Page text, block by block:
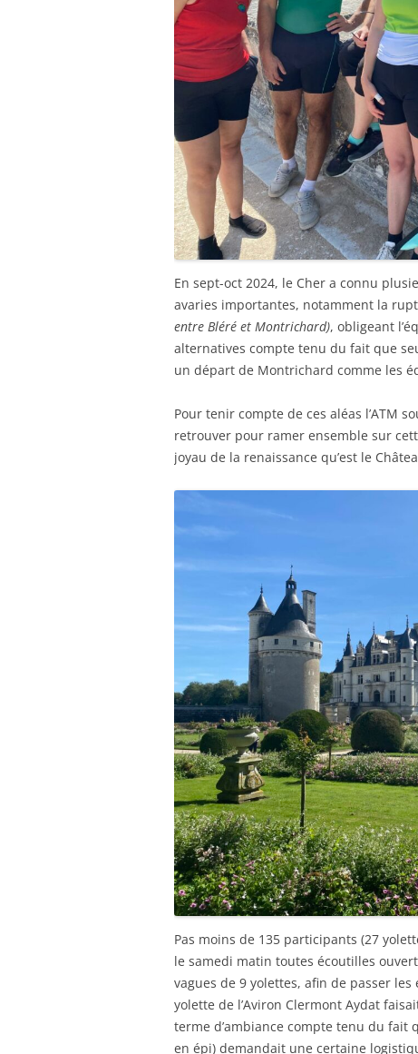
En sept-oct 2024, le Cher a connu
avaries importantes, notamment la
entre Bléré et Montrichard), obligeant
alternatives compte tenu du fait que
un départ de Montrichard comme les
Pour tenir compte de ces aléas l’ATM
retrouver pour ramer ensemble sur
joyau de la renaissance qu’est le
Pas moins de 135 participants (27
le samedi matin toutes écoutilles
vagues de 9 yolettes, afin de passer
yolette de l’Aviron Clermont Aydat
terme d’ambiance compte tenu du fait
en épi) demandait une certaine